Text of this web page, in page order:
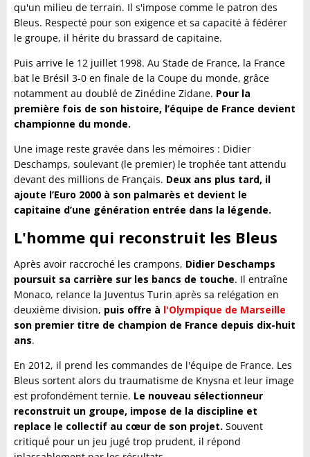
qu'un milieu de terrain. Il s'impose comme le patron des
Bleus. Respecté pour son exigence et sa capacité à fédérer
le groupe, il hérite du brassard de capitaine.
Puis arrive le 12 juillet 1998. Au Stade de France, la France
bat le Brésil 3-0 en finale de la Coupe du monde, grâce
notamment au doublé de Zinédine Zidane. Pour la
première fois de son histoire, l’équipe de France devient
championne du monde.
Une image reste gravée dans les mémoires : Didier
Deschamps, soulevant (le premier) le trophée tant attendu
devant des millions de Français. Deux ans plus tard, il
ajoute l’Euro 2000 à son palmarès et devient le
capitaine d’une génération entrée dans la légende.
L'homme qui reconstruit les Bleus
Après avoir raccroché les crampons, Didier Deschamps
poursuit sa carrière sur les bancs de touche. Il entraîne
Monaco, relance la Juventus Turin après sa relégation en
deuxième division, puis offre à l'Olympique de Marseille
son premier titre de champion de France depuis dix-huit
ans.
En 2012, il prend les commandes de l'équipe de France. Les
Bleus sortent alors du traumatisme de Knysna et leur image
est profondément ternie. Le nouveau sélectionneur
reconstruit un groupe, impose de la discipline et
replace le collectif au cœur de son projet. Souvent
critiqué pour un jeu jugé trop prudent, il répond